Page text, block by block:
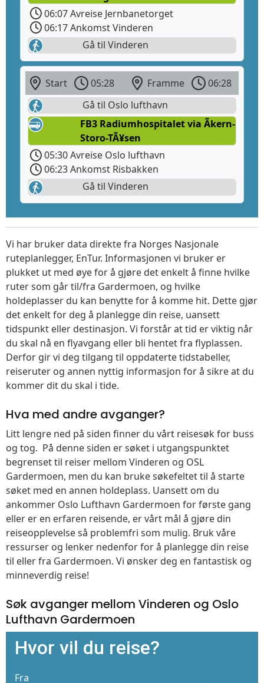
06:07 Avreise Jernbanetorget
06:17 Ankomst Vinderen
Gå til Vinderen
Start 05:28 Framme
06:28
Gå til Oslo lufthavn
FB3 Radiumhospitalet via Ãkern-
Storo-TÃ¥sen
05:30 Avreise Oslo lufthavn
06:23 Ankomst Risbakken
Gå til Vinderen
Vi har bruker data direkte fra Norges Nasjonale
ruteplanlegger, EnTur. Informasjonen vi bruker er
plukket ut med øye for å gjøre det enkelt å finne hvilke
ruter som går til/fra Gardermoen, og hvilke
holdeplasser du kan benytte for å komme hit. Dette gjør
det enkelt for deg å planlegge din reise, uansett
tidspunkt eller destinasjon. Vi forstår at tid er viktig når
du skal nå en flyavgang eller bli hentet fra flyplassen.
Derfor gir vi deg tilgang til oppdaterte tidstabeller,
reiseruter og annen nyttig informasjon for å sikre at du
kommer dit du skal i tide.
Hva med andre avganger?
Litt lengre ned på siden finner du vårt reisesøk for buss
og tog. På denne siden er søket i utgangspunktet
begrenset til reiser mellom Vinderen og OSL
Gardermoen, men du kan bruke søkefeltet til å starte
søket med en annen holdeplass. Uansett om du
ankommer Oslo Lufthavn Gardermoen for første gang
eller er en erfaren reisende, er vårt mål å gjøre din
reiseopplevelse så problemfri som mulig. Bruk våre
ressurser og lenker nedenfor for å planlegge din reise
til eller fra Gardermoen. Vi ønsker deg en fantastisk og
minneverdig reise!
Søk avganger mellom Vinderen og Oslo
Lufthavn Gardermoen
Hvor vil du reise?
Fra